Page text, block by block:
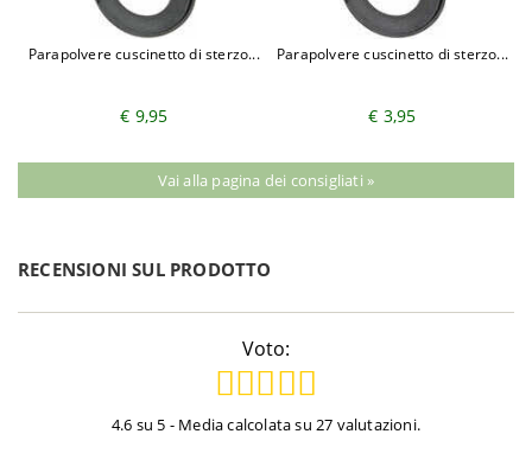
Parapolvere cuscinetto di sterzo...
€ 9,95
Parapolvere cuscinetto di sterzo...
€ 3,95
Vai alla pagina dei consigliati »
RECENSIONI SUL PRODOTTO
Voto:
4.6 su 5 - Media calcolata su 27 valutazioni.